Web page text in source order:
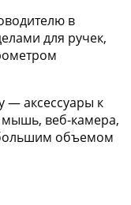
в
для ручек,
— аксессуары к
мышь, веб-камера,
объемом